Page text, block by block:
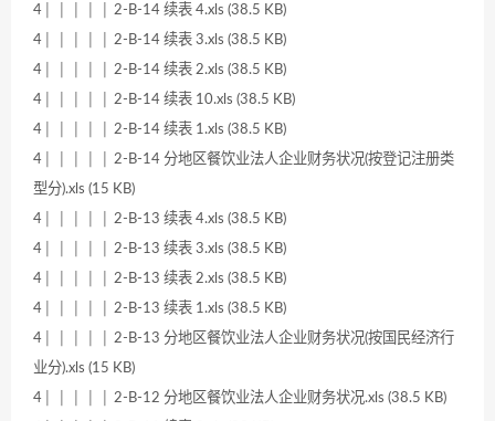
4│ │ │ │ │ 2-B-14 续表 4.xls (38.5 KB)
4│ │ │ │ │ 2-B-14 续表 3.xls (38.5 KB)
4│ │ │ │ │ 2-B-14 续表 2.xls (38.5 KB)
4│ │ │ │ │ 2-B-14 续表 10.xls (38.5 KB)
4│ │ │ │ │ 2-B-14 续表 1.xls (38.5 KB)
4│ │ │ │ │ 2-B-14 分地区餐饮业法人企业财务状况(按登记注册类
型分).xls (15 KB)
4│ │ │ │ │ 2-B-13 续表 4.xls (38.5 KB)
4│ │ │ │ │ 2-B-13 续表 3.xls (38.5 KB)
4│ │ │ │ │ 2-B-13 续表 2.xls (38.5 KB)
4│ │ │ │ │ 2-B-13 续表 1.xls (38.5 KB)
4│ │ │ │ │ 2-B-13 分地区餐饮业法人企业财务状况(按国民经济行
业分).xls (15 KB)
4│ │ │ │ │ 2-B-12 分地区餐饮业法人企业财务状况.xls (38.5 KB)